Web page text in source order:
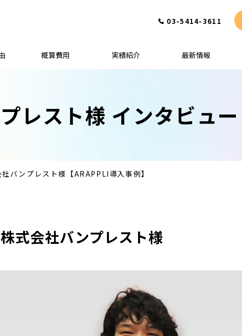
03-5414-3611
概算費用 実績紹介 最新情報
レスト様 インタビュー
バンプレスト様【ARAPPLI導入事例】
式会社バンプレスト様